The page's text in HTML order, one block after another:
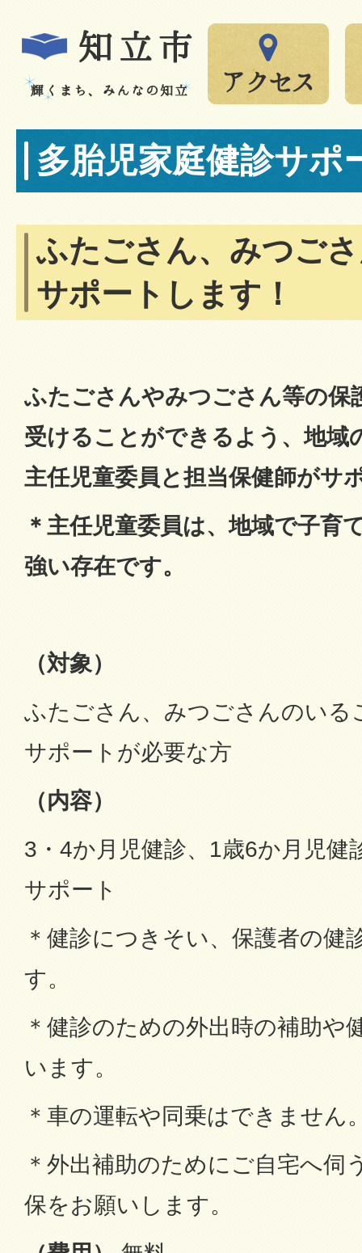
多胎児家庭健診サポ
ふたごさん、みつご
サポートします！
ふたごさんやみつごさん等の保
受けることができるよう、地域
主任児童委員と担当保健師がサ
＊主任児童委員は、地域で子育
強い存在です。
（対象）
ふたごさん、みつごさんのいる
サポートが必要な方
（内容）
3・4か月児健診、1歳6か月児健
サポート
＊健診につきそい、保護者の健
す。
＊健診のための外出時の補助や
います。
＊車の運転や同乗はできません
＊外出補助のためにご自宅へ伺
保をお願いします。